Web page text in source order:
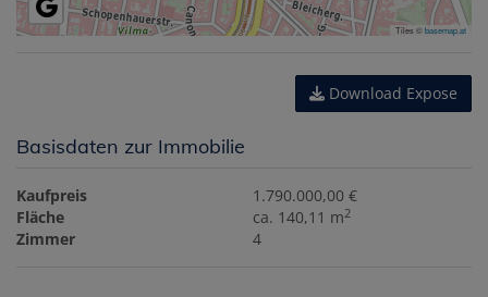
Tiles ©basemap.at
Download Expose
Basisdaten zur Immobilie
Kaufpreis
1.790.000,00 €
Fläche
ca. 140,11 m2
Zimmer 4